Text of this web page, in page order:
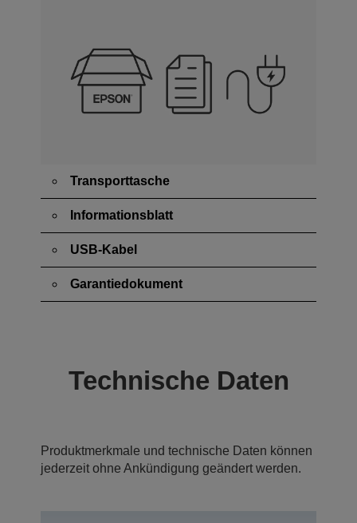
Transporttasche
Informationsblatt
USB-Kabel
Garantiedokument
Technische Daten
Produktmerkmale und technische Daten können
jederzeit ohne Ankündigung geändert werden.